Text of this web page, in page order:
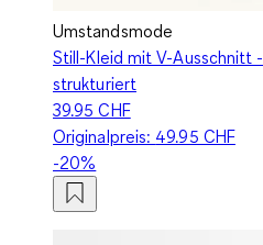
Umstandsmode
Still-Kleid mit V-Ausschnitt -
strukturiert
39.95 CHF
Originalpreis: 49.95 CHF
-20%